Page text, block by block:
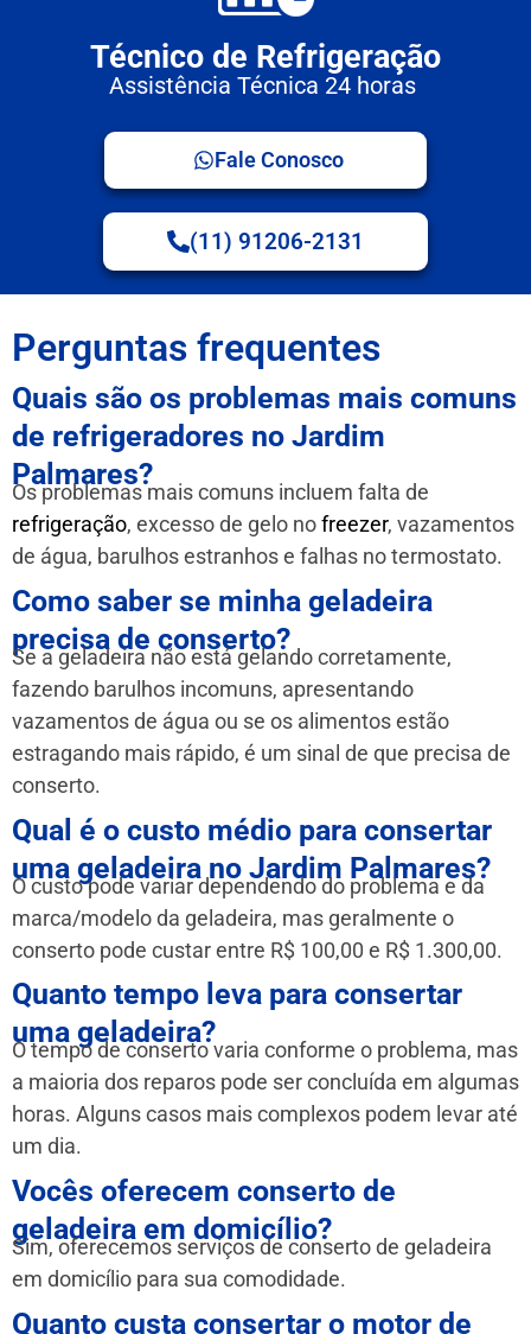
Técnico de Refrigeração
Assistência Técnica 24 horas
Fale Conosco
(11) 91206-2131
Perguntas frequentes
Quais são os problemas mais comuns
de refrigeradores no Jardim
Palmares?
Os problemas mais comuns incluem falta de
refrigeração, excesso de gelo nofreezer, vazamentos
de água, barulhos estranhos e falhas no termostato.
Como saber se minha geladeira
precisa de conserto?
Se a geladeira não está gelando corretamente,
fazendo barulhos incomuns, apresentando
vazamentos de água ou se os alimentos estão
estragando mais rápido, é um sinal de que precisa de
conserto.
Qual é o custo médio para consertar
uma geladeira no Jardim Palmares?
O custo pode variar dependendo do problema e da
marca/modelo da geladeira, mas geralmente o
conserto pode custar entre R$ 100,00 e R$ 1.300,00.
Quanto tempo leva para consertar
uma geladeira?
O tempo de conserto varia conforme o problema, mas
a maioria dos reparos pode ser concluída em algumas
horas. Alguns casos mais complexos podem levar até
um dia.
Vocês oferecem conserto de
geladeira em domicílio?
Sim, oferecemos serviços de conserto de geladeira
em domicílio para sua comodidade.
Quanto custa consertar o motor de